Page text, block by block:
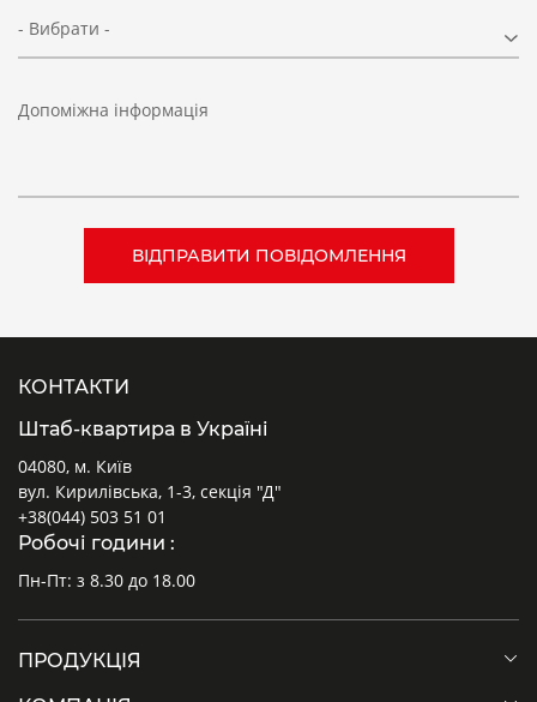
- Вибрати -
Допоміжна інформація
КОНТАКТИ
Штаб-квартира в Україні
04080, м. Київ
вул. Кирилівська, 1-3, секція "Д"
+38(044) 503 51 01
Робочі години :
Пн-Пт: з 8.30 до 18.00
ПРОДУКЦІЯ